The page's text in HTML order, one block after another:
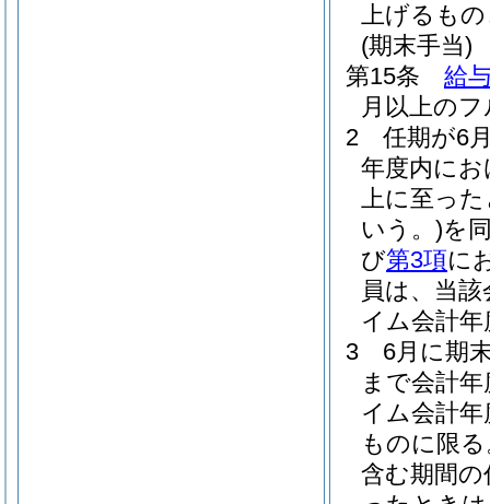
上げるも
(期末手当)
第15条
給
月以上の
2
任期が6
年度内に
上に至っ
いう。)を
び第3項に
員は、当
イム会計
3
6月に期
まで会計
イム会計
ものに限
含む期間